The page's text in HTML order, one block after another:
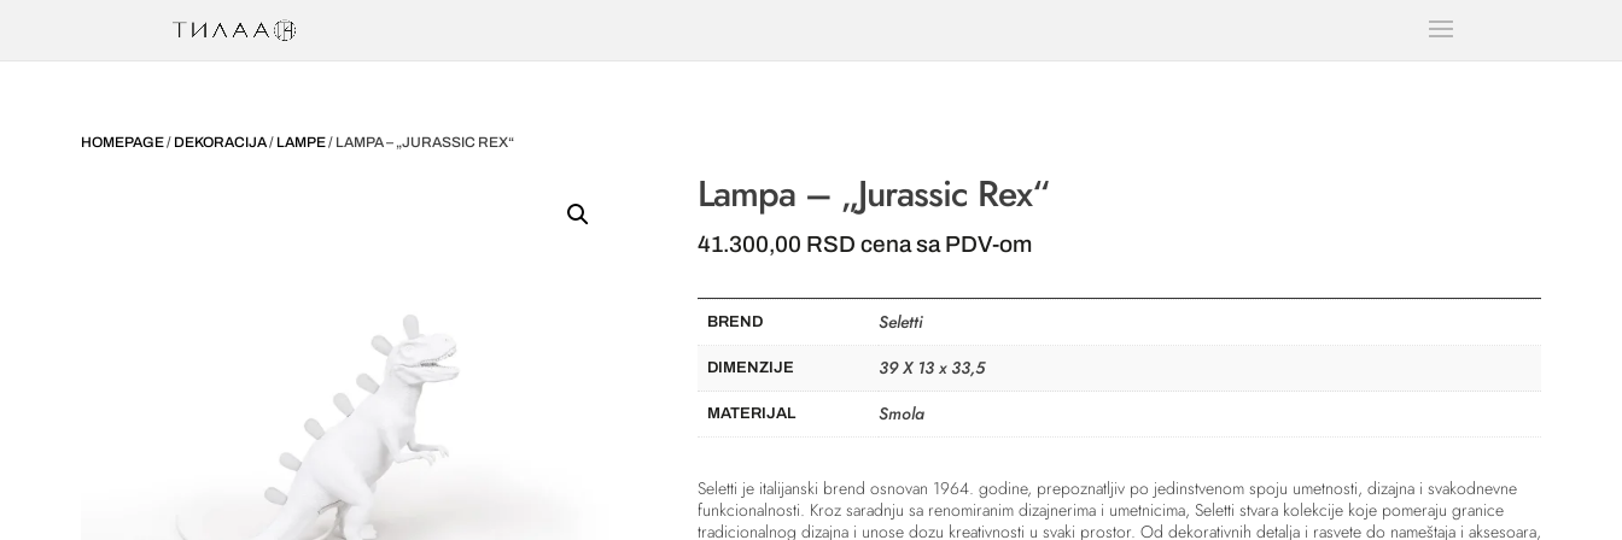
HOMEPAGE/ DEKORACIJA/ LAMPE/ LAMPA – „JURASSIC REX“
Lampa – „Jurassic Rex“
41.300,00 RSD cena sa PDV-om
BREND Seletti
DIMENZIJE 39 X 13 x 33,5
MATERIJAL Smola
Seletti je italijanski brend osnovan 1964. godine, prepoznatljiv po jedinstvenom spoju umetnosti, dizajna i svakodnevne
funkcionalnosti. Kroz saradnju sa renomiranim dizajnerima i umetnicima, Seletti stvara kolekcije koje pomeraju granice
tradicionalnog dizajna i unose dozu kreativnosti u svaki prostor. Od dekorativnih detalja i rasvete do nameštaja i aksesoara,